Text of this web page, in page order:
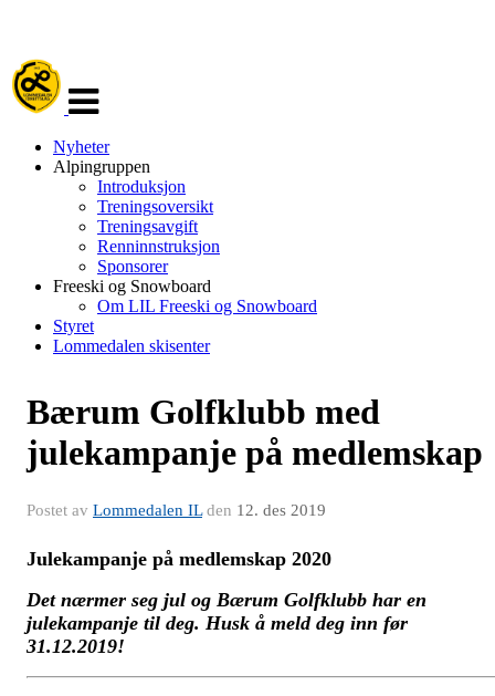
navigasjon
Nyheter
Alpingruppen
Introduksjon
Treningsoversikt
Treningsavgift
Renninnstruksjon
Sponsorer
Freeski og Snowboard
Om LIL Freeski og Snowboard
Styret
Lommedalen skisenter
Bærum Golfklubb med
julekampanje på medlemskap
Postet av Lommedalen ILden 12. des 2019
Julekampanje på medlemskap 2020
Det nærmer seg jul og Bærum Golfklubb har en
julekampanje til deg. Husk å meld deg inn før
31.12.2019!